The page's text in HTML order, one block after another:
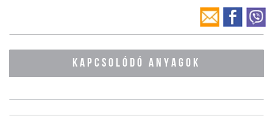
KAPCSOLÓDÓ ANYAGOK